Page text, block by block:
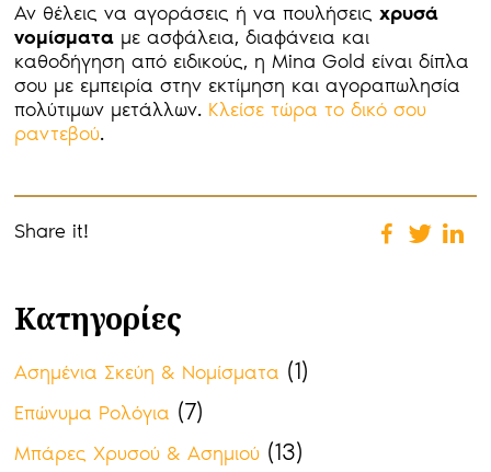
Αν θέλεις να αγοράσεις ή να πουλήσειςχρυσά
νομίσματα με ασφάλεια, διαφάνεια και
καθοδήγηση από ειδικούς, η Mina Gold είναι δίπλα
σου με εμπειρία στην εκτίμηση και αγοραπωλησία
πολύτιμων μετάλλων. Κλείσε τώρα το δικό σου
ραντεβού.
Share it!
Κατηγορίες
Ασημένια Σκεύη & Νομίσματα (1)
Επώνυμα Ρολόγια (7)
Μπάρες Χρυσού & Ασημιού (13)